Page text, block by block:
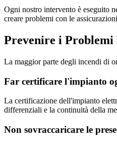
Ogni nostro intervento è eseguito
creare problemi con le
Prevenire i Problemi
La maggior parte degli incendi di
Far certificare l'impianto
La certificazione dell'impianto
differenziali e la continuità della
Non sovraccaricare le prese